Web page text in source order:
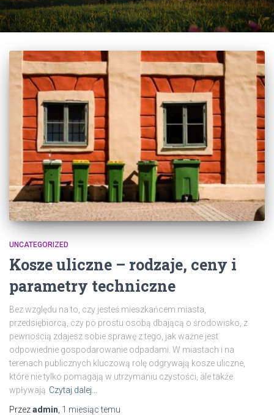
UNCATEGORIZED
Kosze uliczne – rodzaje, ceny i
parametry techniczne
Bez względu na to, czy jesteś mieszkańcem miasta,
przedsiębiorcą, czy po prostu osobą dbającą o środowisko, z
pewnością zdajesz sobie sprawę z tego, jak ważne jest
odpowiednie gospodarowanie odpadami. W miastach i na
terenach publicznych kluczową rolę odgrywają kosze uliczne,
które nie tylko pomagają w utrzymaniu czystości, ale także
wpływają Czytaj dalej…
Przezadmin 1 miesiąctemu